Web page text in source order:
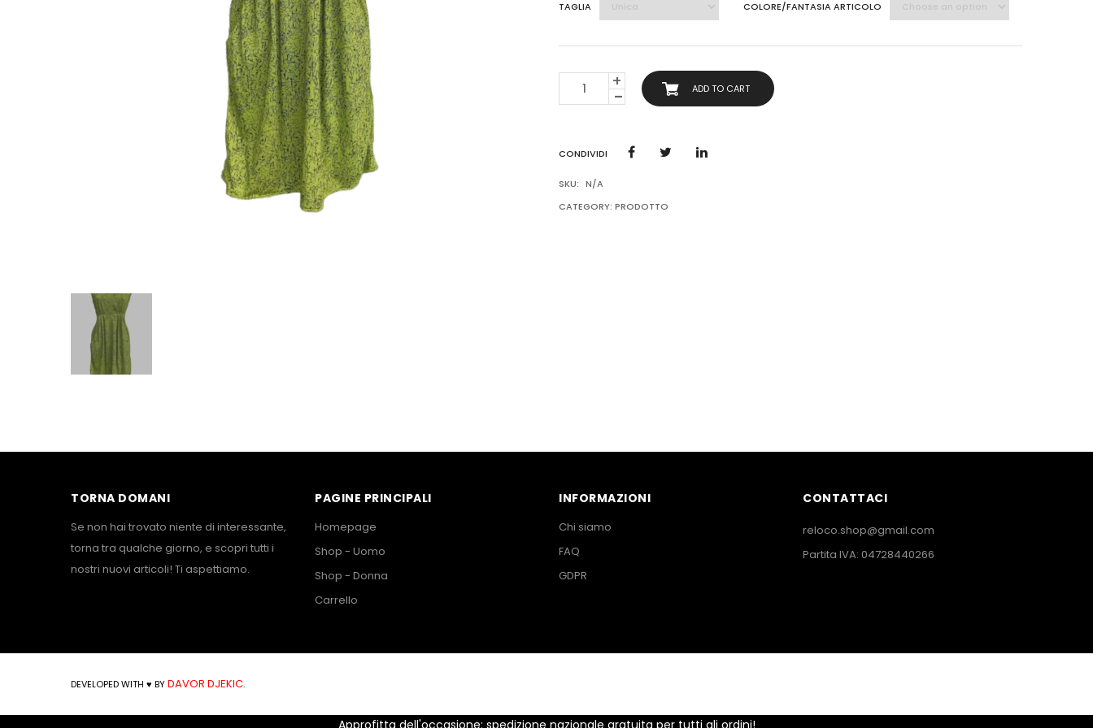
TAGLIA COLORE/FANTASIA ARTICOLO
ESTATE
QUANTITY
ADD TO CART
CONDIVIDI
SKU: N/A
CATEGORY: PRODOTTO
TORNA DOMANI
Se non hai trovato niente di interessante,
torna tra qualche giorno, e scopri tutti i
nostri nuovi articoli! Ti aspettiamo.
PAGINE PRINCIPALI
Homepage
Shop - Uomo
Shop - Donna
Carrello
INFORMAZIONI
Chi siamo
FAQ
GDPR
CONTATTACI
reloco.shop@gmail.com
Partita IVA: 04728440266
DEVELOPED WITH ♥ BYDAVOR DJEKIC.
Approfitta dell'occasione: spedizione nazionale gratuita per tutti gli ordini!